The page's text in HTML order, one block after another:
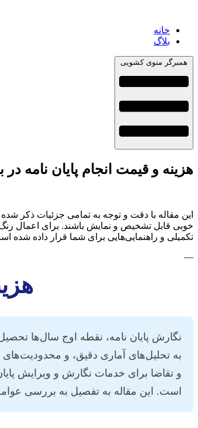
خانه
بلاگ
همبرگر منوی کشویی
هزینه و قیمت انجام پایان نامه
این مقاله با دقت و توجه به تمامی جزئیات ذکر
تکمیلی و راهنمایی‌هایی برای شما قرار داده
—
نگارش پایان نامه، نقطه اوج سال‌ها
به تحلیل‌های آماری دقیق، و
و تقاضا برای خدمات نگارش و ویرایش
است. این مقاله به تفصیل به بررسی